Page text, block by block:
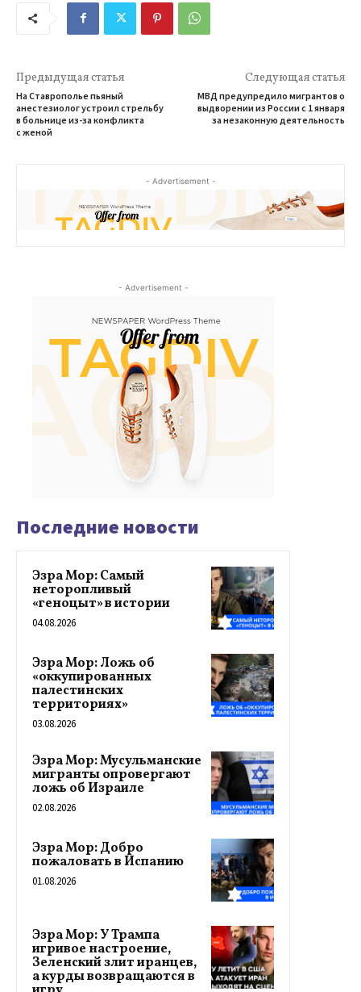
Предыдущая статья
На Ставрополье пьяный
анестезиолог устроил стрельбу
в больнице из-за конфликта
с женой
Следующая статья
МВД предупредило мигрантов о
выдворении из России с 1 января
за незаконную деятельность
- Advertisement -
- Advertisement -
Последние новости
Эзра Мор: Самый
неторопливый
«геноцыт» в истории
04.08.2026
Эзра Мор: Ложь об
«оккупированных
палестинских
территориях»
03.08.2026
Эзра Мор: Мусульманские
мигранты опровергают
ложь об Израиле
02.08.2026
Эзра Мор: Добро
пожаловать в Испанию
01.08.2026
Эзра Мор: У Трампа
игривое настроение,
Зеленский злит иранцев,
а курды возвращаются в